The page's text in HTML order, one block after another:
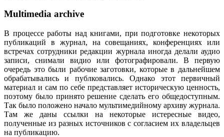
Multimedia archive
В процессе работы над книгами, при подготовке некоторых
публикаций в журнал, на совещаниях, конференциях или
встречах сотрудники редакции журнала иногда делали аудио
записи, снимали видио или фотографировали. В первую
очередь это были рабочие заготовки, которые в дальнейшем
обрабатывались и публковались. Однако этот первичный
материал и сам по себе представляет историческую ценность,
поэтому было принято решение сделать его общедоступным.
Так было положено начало мультимедийному архиву журнала.
Там же даны ссылки на некоторые истересные видео,
полученные из разных источников с согласием их владельцев
на публикацию.